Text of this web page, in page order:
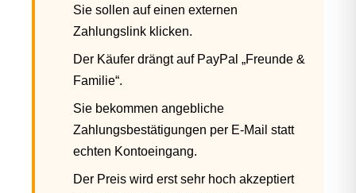
Sie sollen auf einen externen
Zahlungslink klicken.
Der Käufer drängt auf PayPal „Freunde &
Familie“.
Sie bekommen angebliche
Zahlungsbestätigungen per E-Mail statt
echten Kontoeingang.
Der Preis wird erst sehr hoch akzeptiert